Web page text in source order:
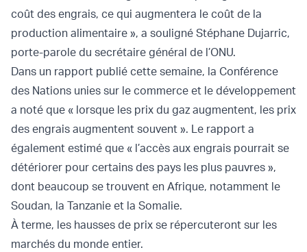
coût des engrais, ce qui augmentera le coût de la
production alimentaire », a souligné Stéphane Dujarric,
porte-parole du secrétaire général de l’ONU.
Dans un rapport publié cette semaine, la Conférence
des Nations unies sur le commerce et le développement
a noté que « lorsque les prix du gaz augmentent, les prix
des engrais augmentent souvent ». Le rapport a
également estimé que « l’accès aux engrais pourrait se
détériorer pour certains des pays les plus pauvres »,
dont beaucoup se trouvent en Afrique, notamment le
Soudan, la Tanzanie et la Somalie.
À terme, les hausses de prix se répercuteront sur les
marchés du monde entier.